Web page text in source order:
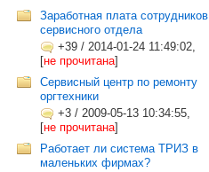
Заработная плата сотрудников
сервисного отдела
+39 / 2014-01-24 11:49:02,
[не прочитана]
Сервисный центр по ремонту
оргтехники
+3 / 2009-05-13 10:34:55,
[не прочитана]
Работает ли система ТРИЗ в
маленьких фирмах?